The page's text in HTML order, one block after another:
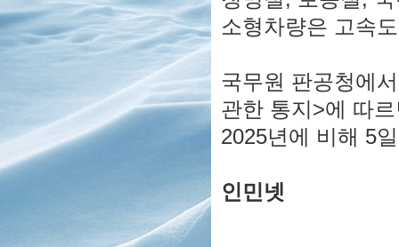
소형차량은 고속
국무원 판공청에
관한 통지>에 따
2025년에 비해 5
인민넷